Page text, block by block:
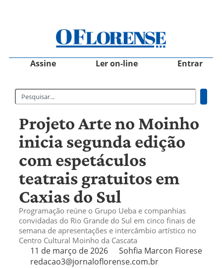
Assine Ler on-line Entrar
Projeto Arte no Moinho
inicia segunda edição
com espetáculos
teatrais gratuitos em
Caxias do Sul
Programação reúne o Grupo Ueba e companhias
convidadas do Rio Grande do Sul em cinco finais de
semana de apresentações e intercâmbio artístico no
Centro Cultural Moinho da Cascata
11 de março de 2026
Sohfia Marcon Fiorese
redacao3@jornaloflorense.com.br